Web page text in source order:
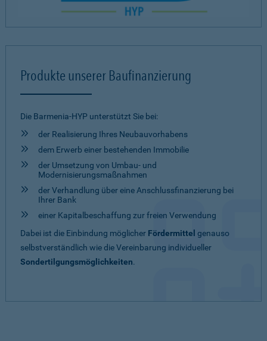
Produkte unserer Baufinanzierung
Die Barmenia-HYP unterstützt Sie bei:
der Realisierung Ihres Neubauvorhabens
dem Erwerb einer bestehenden Immobilie
der Umsetzung von Umbau- und
Modernisierungsmaßnahmen
der Verhandlung über eine Anschlussfinanzierung bei
Ihrer Bank
einer Kapitalbeschaffung zur freien Verwendung
Dabei ist die Einbindung möglicher Fördermittel genauso
selbstverständlich wie die Vereinbarung individueller
Sondertilgungsmöglichkeiten.